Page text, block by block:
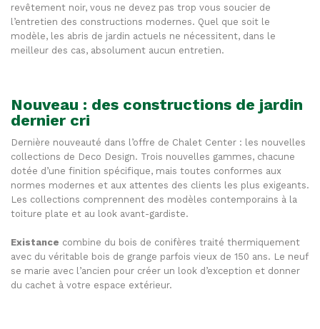
revêtement noir, vous ne devez pas trop vous soucier de
l’entretien des constructions modernes. Quel que soit le
modèle, les abris de jardin actuels ne nécessitent, dans le
meilleur des cas, absolument aucun entretien.
Nouveau : des constructions de jardin
dernier cri
Dernière nouveauté dans l’offre de Chalet Center : les nouvelles
collections de Deco Design. Trois nouvelles gammes, chacune
dotée d’une finition spécifique, mais toutes conformes aux
normes modernes et aux attentes des clients les plus exigeants.
Les collections comprennent des modèles contemporains à la
toiture plate et au look avant-gardiste.
Existance combine du bois de conifères traité thermiquement
avec du véritable bois de grange parfois vieux de 150 ans. Le neuf
se marie avec l’ancien pour créer un look d’exception et donner
du cachet à votre espace extérieur.